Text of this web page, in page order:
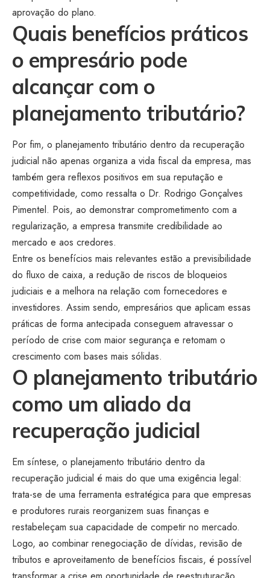
aprovação do plano.
Quais benefícios práticos
o empresário pode
alcançar com o
planejamento tributário?
Por fim, o planejamento tributário dentro da recuperação
judicial não apenas organiza a vida fiscal da empresa, mas
também gera reflexos positivos em sua reputação e
competitividade, como ressalta o Dr. Rodrigo Gonçalves
Pimentel. Pois, ao demonstrar comprometimento com a
regularização, a empresa transmite credibilidade ao
mercado e aos credores.
Entre os benefícios mais relevantes estão a previsibilidade
do fluxo de caixa, a redução de riscos de bloqueios
judiciais e a melhora na relação com fornecedores e
investidores. Assim sendo, empresários que aplicam essas
práticas de forma antecipada conseguem atravessar o
período de crise com maior segurança e retomam o
crescimento com bases mais sólidas.
O planejamento tributário
como um aliado da
recuperação judicial
Em síntese, o planejamento tributário dentro da
recuperação judicial é mais do que uma exigência legal:
trata-se de uma ferramenta estratégica para que empresas
e produtores rurais reorganizem suas finanças e
restabeleçam sua capacidade de competir no mercado.
Logo, ao combinar renegociação de dívidas, revisão de
tributos e aproveitamento de benefícios fiscais, é possível